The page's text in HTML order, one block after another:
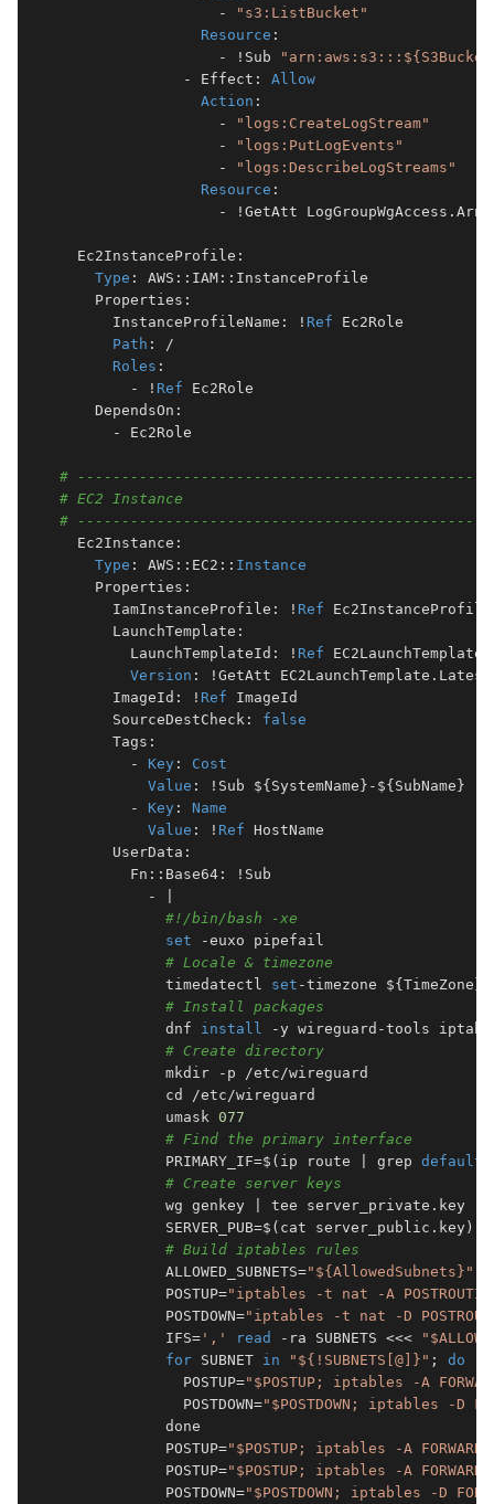
                  -
"s3:ListBucket"
Resource :
                  - !Sub
              - Effect:
Allow
Action :
                  -
"logs:CreateLogStream"
                  -
"logs:PutLogEvents"
                  -
"logs:DescribeLogStreams"
Resource :
                  - !GetAtt LogGroupWgAccess.Arn
  Ec2InstanceProfile:
Type : AWS::IAM::InstanceProfile
    Properties:
      InstanceProfileName: !
Ref Ec2Role
Path : /
Roles :
        - !
Ref Ec2Role
    DependsOn:
      - Ec2Role
#
# EC2 Instance
#
  Ec2Instance:
Type : AWS::EC2:: Instance
    Properties:
      IamInstanceProfile: !
Ref Ec2InstanceProfile
      LaunchTemplate:
        LaunchTemplateId: !
Ref EC2LaunchTemplate
Version : !GetAtt
      ImageId: !
Ref ImageId
      SourceDestCheck:
false
      Tags:
        -
Key : Cost
Value : !Sub ${SystemName}-${SubName}
        -
Key : Name
Value : ! Ref HostName
      UserData:
        Fn::Base64: !Sub
          - |
#!/bin/bash -xe
set -euxo pipefail
# Locale & timezone
            timedatectl
set -timezone ${TimeZone}
# Install packages
            dnf
install
-y wireguard-tools
# Create directory
            mkdir -p /etc/wireguard
            cd /etc/wireguard
            umask
077
# Find the primary interface
            PRIMARY_IF=$(ip route | grep
default
# Create server keys
wg genkey | tee server_private.key |
            SERVER_PUB=$(cat server_public.key)
# Build iptables rules
            ALLOWED_SUBNETS=
"${AllowedSubnets}"
            POSTUP=
"iptables -t nat -A
            POSTDOWN=
"iptables -t nat -D
            IFS=
',' read -ra SUBNETS <<<
for SUBNET in "${!SUBNETS[@]}" ; do
              POSTUP=
"$POSTUP; iptables -A
              POSTDOWN=
"$POSTDOWN; iptables -D
            done
            POSTUP=
"$POSTUP; iptables -A
            POSTUP=
"$POSTUP; iptables -A
            POSTDOWN=
"$POSTDOWN; iptables -D